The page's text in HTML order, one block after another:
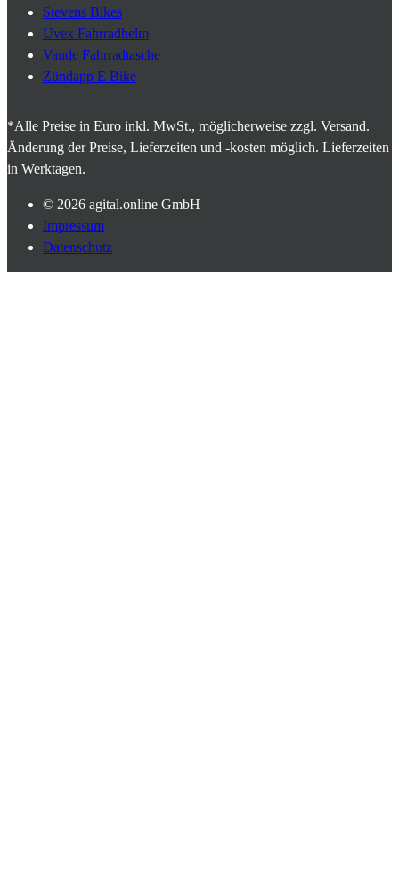
Stevens Bikes
Uvex Fahrradhelm
Vaude Fahrradtasche
Zündapp E Bike
*Alle Preise in Euro inkl. MwSt., möglicherweise zzgl. Versand.
Änderung der Preise, Lieferzeiten und -kosten möglich. Lieferzeiten
in Werktagen.
© 2026 agital.online GmbH
Impressum
Datenschutz